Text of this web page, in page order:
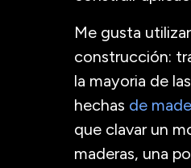
Me gusta
construcción:
la mayoria de
hechas de
que clavar un
maderas, una